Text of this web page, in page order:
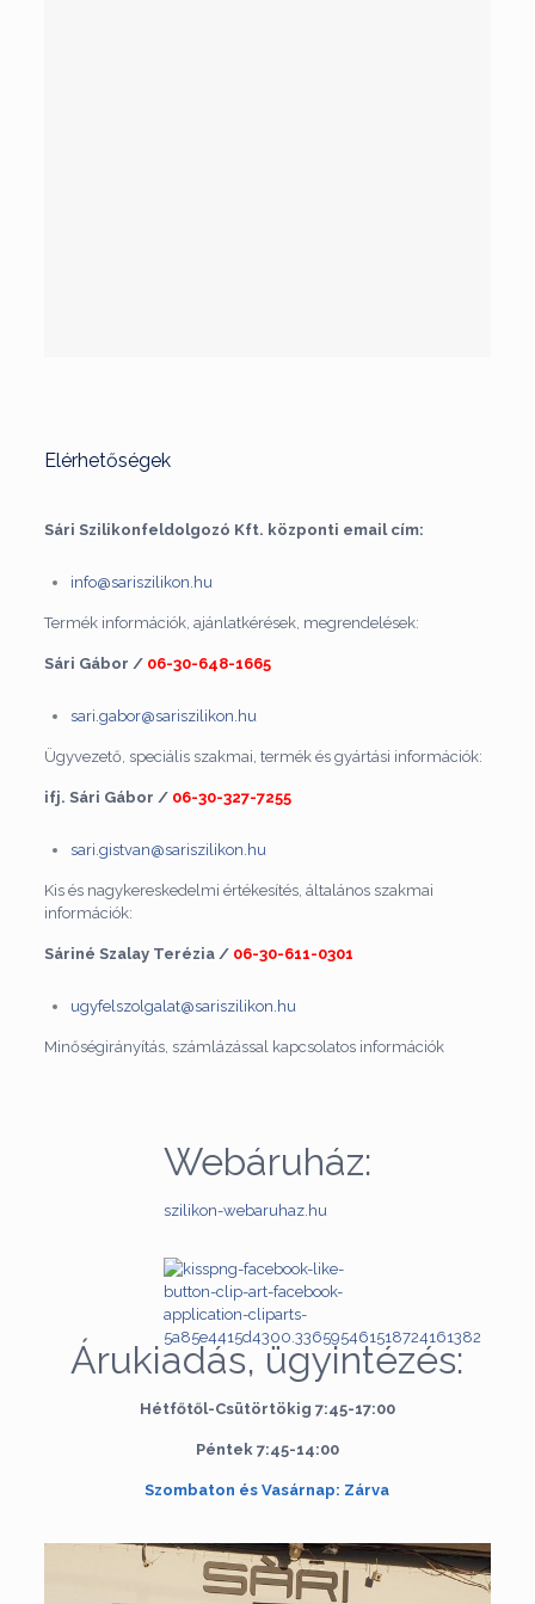
Elérhetőségek
Sári Szilikonfeldolgozó Kft. központi email cím:
info@sariszilikon.hu
Termék információk, ajánlatkérések, megrendelések:
Sári Gábor /06-30-648-1665
sari.gabor@sariszilikon.hu
Ügyvezető, speciális szakmai, termék és gyártási információk:
ifj. Sári Gábor / 06-30-327-7255
sari.gistvan@sariszilikon.hu
Kis és nagykereskedelmi értékesítés, általános szakmai
információk:
Sáriné Szalay Terézia / 06-30-611-0301
ugyfelszolgalat@sariszilikon.hu
Minőségirányítás, számlázással kapcsolatos információk
Webáruház:
szilikon-webaruhaz.hu
Árukiadás, ügyintézés:
Hétfőtől-Csütörtökig 7:45-17:00
Péntek 7:45-14:00
Szombaton és Vasárnap: Zárva